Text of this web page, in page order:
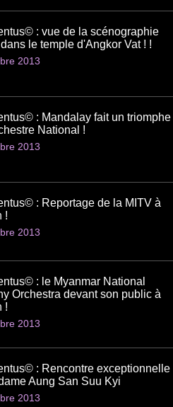
: vue de la scénographie
le temple d'Angkor Vat ! !
2013
: Mandalay fait un triomphe
National !
2013
: Reportage de la MITV à
!
2013
: le Myanmar National
Orchestra devant son public à
!
2013
: Rencontre exceptionnelle
Aung San Suu Kyi
2013